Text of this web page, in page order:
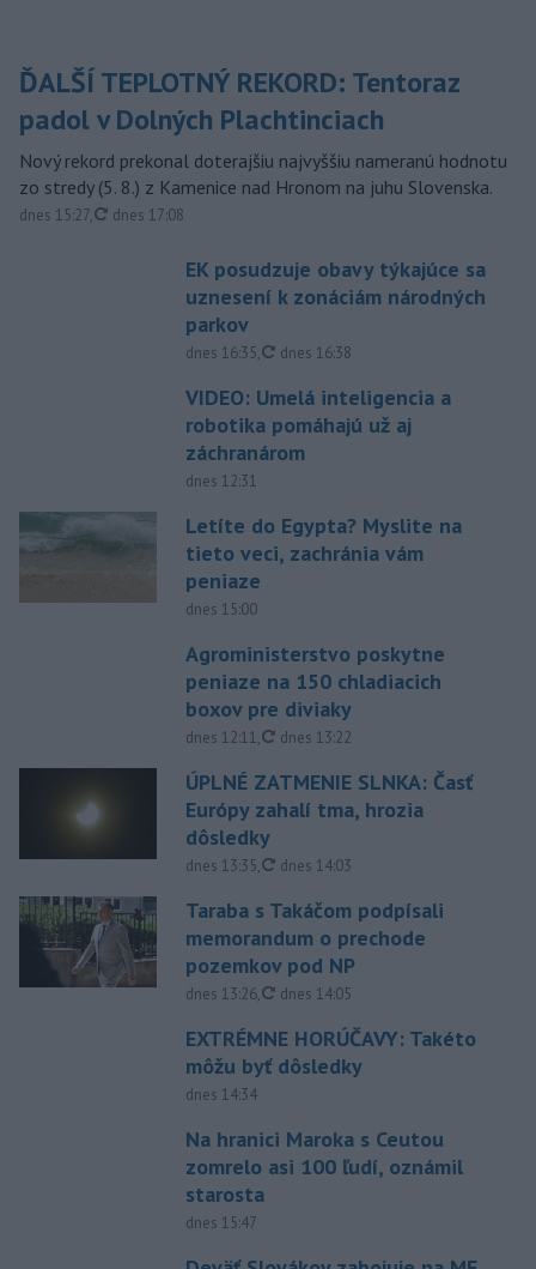
ĎALŠÍ TEPLOTNÝ REKORD: Tentoraz
padol v Dolných Plachtinciach
Nový rekord prekonal doterajšiu najvyššiu nameranú hodnotu
zo stredy (5. 8.) z Kamenice nad Hronom na juhu Slovenska.
dnes 15:27, aktualizované
dnes 17:08
EK posudzuje obavy týkajúce sa
uznesení k zonáciám národných
parkov
dnes 16:35, aktualizované
dnes 16:38
VIDEO: Umelá inteligencia a
robotika pomáhajú už aj
záchranárom
dnes 12:31
Letíte do Egypta? Myslite na
tieto veci, zachránia vám
peniaze
dnes 15:00
Agroministerstvo poskytne
peniaze na 150 chladiacich
boxov pre diviaky
dnes 12:11, aktualizované
dnes 13:22
ÚPLNÉ ZATMENIE SLNKA: Časť
Európy zahalí tma, hrozia
dôsledky
dnes 13:35, aktualizované
dnes 14:03
Taraba s Takáčom podpísali
memorandum o prechode
pozemkov pod NP
dnes 13:26, aktualizované
dnes 14:05
EXTRÉMNE HORÚČAVY: Takéto
môžu byť dôsledky
dnes 14:34
Na hranici Maroka s Ceutou
zomrelo asi 100 ľudí, oznámil
starosta
dnes 15:47